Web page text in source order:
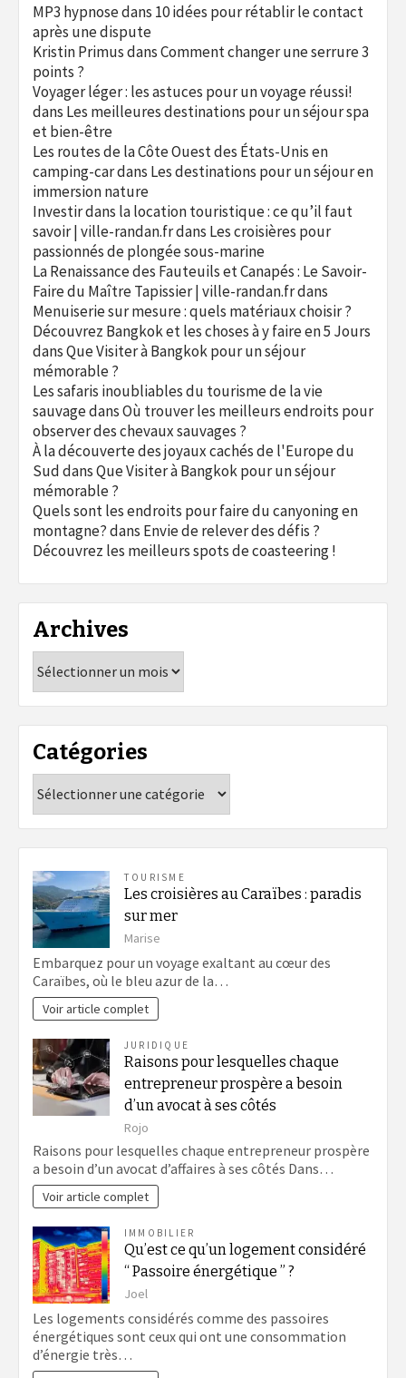
MP3 hypnosedans 10 idées pour rétablir le contact
après une dispute
Kristin PrimusdansComment changer une serrure 3
points ?
Voyager léger : les astuces pour un voyage réussi!
dans Les meilleures destinations pour un séjour spa
et bien-être
Les routes de la Côte Ouest des États-Unis en
camping-cardans Les destinations pour un séjour en
immersion nature
Investir dans la location touristique : ce qu’il faut
savoir | ville-randan.frdans Les croisières pour
passionnés de plongée sous-marine
La Renaissance des Fauteuils et Canapés : Le Savoir-
Faire du Maître Tapissier | ville-randan.frdans
Menuiserie sur mesure : quels matériaux choisir ?
Découvrez Bangkok et les choses à y faire en 5 Jours
dansQue Visiter à Bangkok pour un séjour
mémorable ?
Les safaris inoubliables du tourisme de la vie
sauvagedansOù trouver les meilleurs endroits pour
observer des chevaux sauvages ?
À la découverte des joyaux cachés de l'Europe du
SuddansQue Visiter à Bangkok pour un séjour
mémorable ?
Quels sont les endroits pour faire du canyoning en
montagne?dans Envie de relever des défis ?
Découvrez les meilleurs spots de coasteering !
Archives
Catégories
TOURISME
Les croisières au Caraïbes : paradis
sur mer
Marise
Embarquez pour un voyage exaltant au cœur des
Caraïbes, où le bleu azur de la…
Voir article complet
JURIDIQUE
Raisons pour lesquelles chaque
entrepreneur prospère a besoin
d’un avocat à ses côtés
Rojo
Raisons pour lesquelles chaque entrepreneur prospère
a besoin d’un avocat d’affaires à ses côtés Dans…
Voir article complet
IMMOBILIER
Qu’est ce qu’un logement considéré
“ Passoire énergétique ” ?
Joel
Les logements considérés comme des passoires
énergétiques sont ceux qui ont une consommation
d’énergie très…